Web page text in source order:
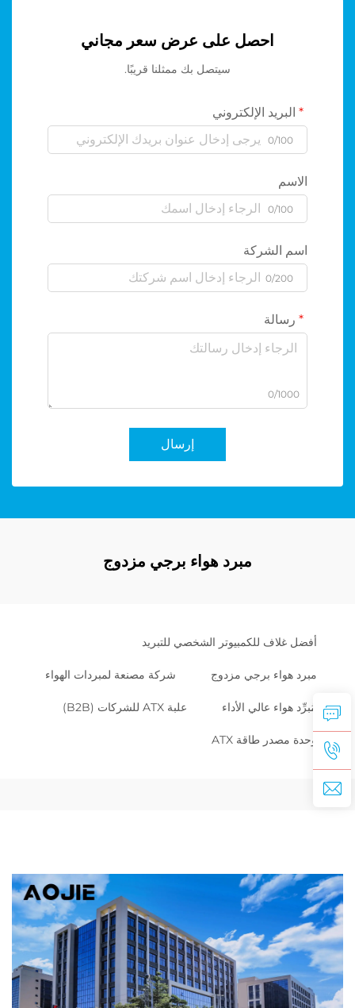
احصل على عرض سعر مجاني
سيتصل بك ممثلنا قريبًا.
البريد الإلكتروني
0/100
الاسم
0/100
اسم الشركة
0/200
رسالة
0/1000
إرسال
مبرد هواء برجي مزدوج
أفضل غلاف للكمبيوتر الشخصي للتبريد
مبرد هواء برجي مزدوج شركة مصنعة لمبردات الهواء
مُبرِّد هواء عالي الأداء علبة ATX للشركات (B2B)
وحدة مصدر طاقة ATX